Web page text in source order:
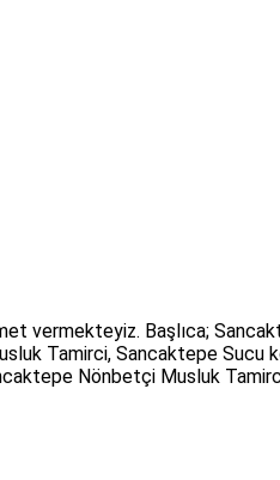
vermekteyiz. Başlıca;
Tamirci, Sancaktepe
Nönbetçi Musluk